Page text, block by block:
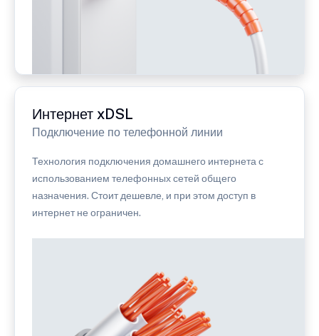
Интернет xDSL
Подключение по телефонной линии
Технология подключения домашнего интернета с
использованием телефонных сетей общего
назначения. Стоит дешевле, и при этом доступ в
интернет не ограничен.